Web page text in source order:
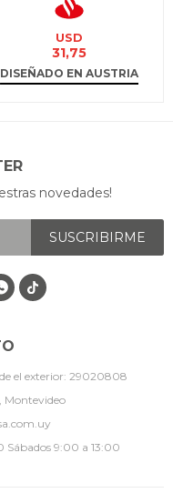
USD
31,75
DISEÑADO EN AUSTRIA
el exterior: 29020808
Montevideo
Sábados 9:00 a 13:00
novedades!
SUSCRIBIRME